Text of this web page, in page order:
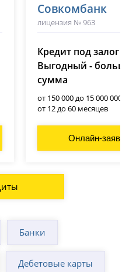
Совкомбанк
лицензия № 963
Кредит под залог
Выгодный -
сумма
от 150 000 до 15 000
от 12 до 60 месяцев
Онлайн-
Банки
Дебетовые карты